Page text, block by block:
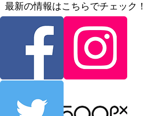
​最新の情報はこちらでチェック！